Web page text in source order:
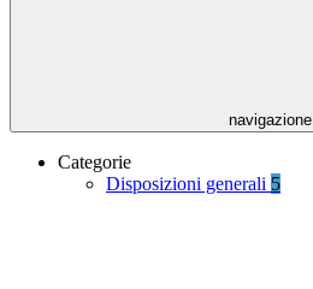
navigazione
Categorie
Disposizioni generali 5